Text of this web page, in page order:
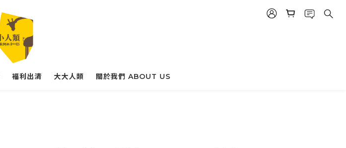
福利出清 大大人類 關於我們 ABOUT US